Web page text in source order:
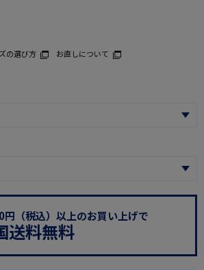
の選び方 お直しについて
（税込）以上のお買い上げで
送料無料